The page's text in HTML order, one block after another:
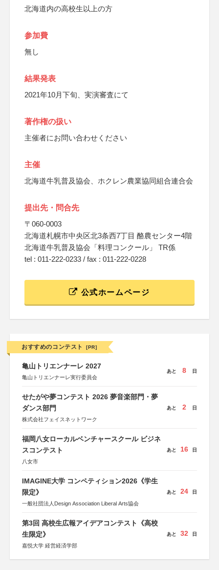
北海道内の高校生以上の方
参加費
無し
結果発表
2021年10月下旬、実演審査にて
著作権の扱い
主催者にお問い合わせください
主催
北海道牛乳普及協会、ホクレン農業協同組合連合会
提出先・問合先
〒060-0003
北海道札幌市中央区北3条西7丁目 酪農センター4階
北海道牛乳普及協会「料理コンクール」 TR係
tel : 011-222-0233 / fax : 011-222-0228
公式ホームページ
おすすめのコンテスト [PR]
亀山トリエンナーレ 2027
亀山トリエンナーレ実行委員会
あと 8 日
せたがや夢コンテスト 2026 夢音楽部門・夢
ダンス部門
株式会社フェイスネットワーク
あと 2 日
福岡八女ローカルベンチャースクール ビジネ
スコンテスト
八女市
あと 16 日
IMAGINE大学 コンペティション2026《学生
限定》
一般社団法人Design Association Liberal Arts協会
あと 24 日
第3回 高校生広報アイデアコンテスト《高校
生限定》
嘉悦大学 経営経済学部
あと 32 日